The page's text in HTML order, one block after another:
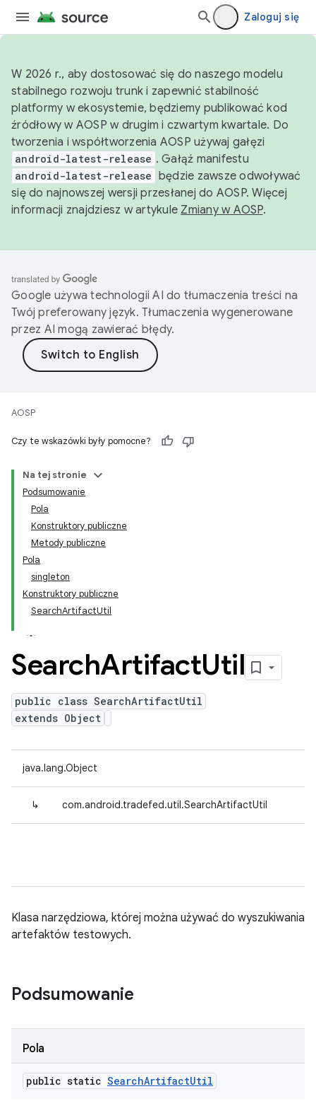
Zaloguj się
W 2026 r., aby dostosować się do naszego modelu
stabilnego rozwoju trunk i zapewnić stabilność
platformy w ekosystemie, będziemy publikować kod
źródłowy w AOSP w drugim i czwartym kwartale. Do
tworzenia i współtworzenia AOSP używaj gałęzi
android-latest-release . Gałąź manifestu
android-latest-release będzie zawsze odwoływać
się do najnowszej wersji przesłanej do AOSP. Więcej
informacji znajdziesz w artykule Zmiany w AOSP.
Google używa technologii AI do tłumaczenia treści na
Twój preferowany język. Tłumaczenia wygenerowane
przez AI mogą zawierać błędy.
AOSP
Czy te wskazówki były pomocne?
Na tej stronie
Podsumowanie
Pola
Konstruktory publiczne
Metody publiczne
Pola
singleton
Konstruktory publiczne
SearchArtifactUtil
SearchArtifactUtil
public class SearchArtifactUtil
extends Object
java.lang.Object
↳ com.android.tradefed.util.SearchArtifactUtil
Klasa narzędziowa, której można używać do wyszukiwania
artefaktów testowych.
Podsumowanie
Pola
public static SearchArtifactUtil